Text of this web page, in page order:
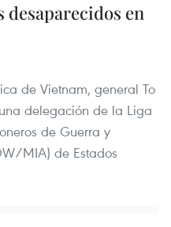
en
de Vietnam, general To
delegación de la Liga
de Guerra y
MIA) de Estados